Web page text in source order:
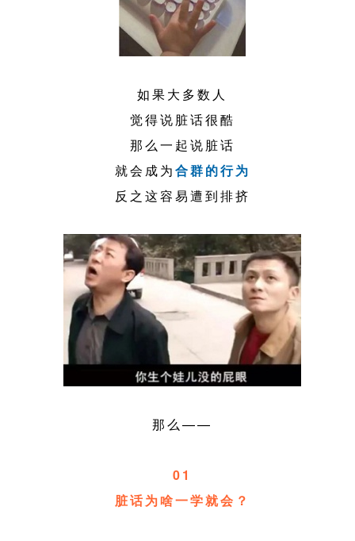
如果大多数人
觉得说脏话很酷
那么一起说脏话
就会成为合群的行为
反之这容易遭到排挤
那么——
01
脏话为啥一学就会？